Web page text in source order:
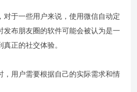
对于一些用户来说，使用微信自动定
发布朋友圈的软件可能会被认为是一
正的社交体验。
，用户需要根据自己的实际需求和情